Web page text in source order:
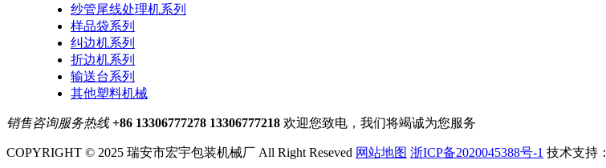
纱管尾线处理机系列
样品袋系列
纠边机系列
折边机系列
输送台系列
其他塑料机械
销售咨询服务热线 +86 13306777278 13306777218 欢迎您致电，我们将竭诚为您服务
COPYRIGHT © 2025 瑞安市宏宇包装机械厂 All Right Reseved 网站地图 浙ICP备2020045388号-1 技术支持：